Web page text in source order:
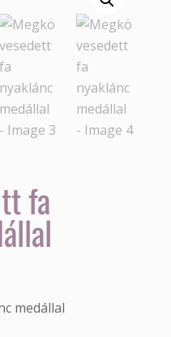
fa
medállal